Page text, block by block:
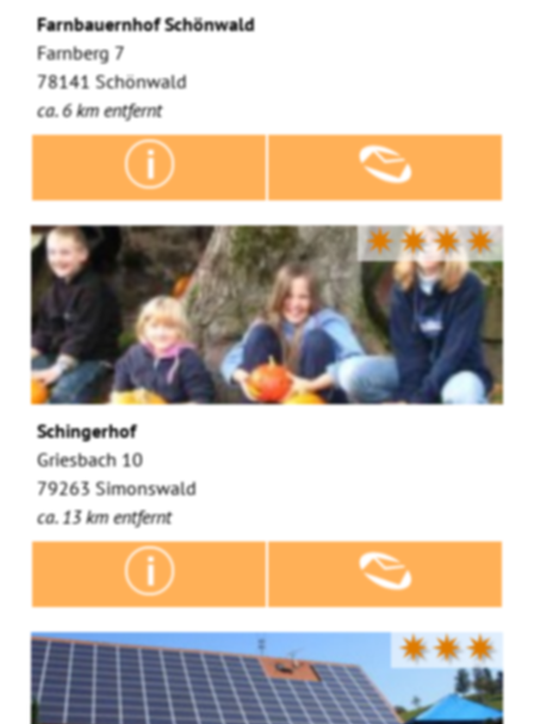
Farnbauernhof Schönwald
Farnberg 7
78141 Schönwald
ca. 6 km entfernt
✷✷✷✷
Schingerhof
Griesbach 10
79263 Simonswald
ca. 13 km entfernt
✷✷✷